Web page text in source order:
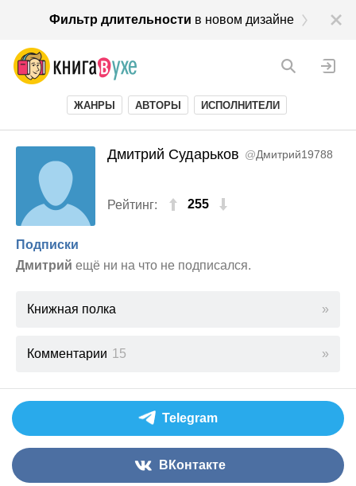
Фильтр длительности в новом дизайне
ЖАНРЫ АВТОРЫ ИСПОЛНИТЕЛИ
Дмитрий Сударьков @Дмитрий19788
Рейтинг: 255
Подписки
Дмитрий ещё ни на что не подписался.
Книжная полка
Комментарии 15
Telegram
ВКонтакте